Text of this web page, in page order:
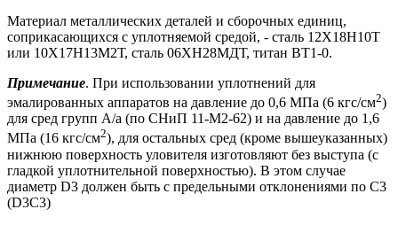
Материал металлических деталей и сборочных единиц,
соприкасающихся с уплотняемой средой, - сталь 12Х18Н10Т
или 10Х17Н13М2Т, сталь 06ХН28МДТ, титан ВТ1-0.
Примечание. При использовании уплотнений для
эмалированных аппаратов на давление до 0,6 МПа (6 кгс/см2)
для сред групп А/а (по СНиП 11-М2-62) и на давление до 1,6
МПа (16 кгс/см2), для остальных сред (кроме вышеуказанных)
нижнюю поверхность уловителя изготовляют без выступа (с
гладкой уплотнительной поверхностью). В этом случае
диаметр D3 должен быть с предельными отклонениями по С3
(D3C3)